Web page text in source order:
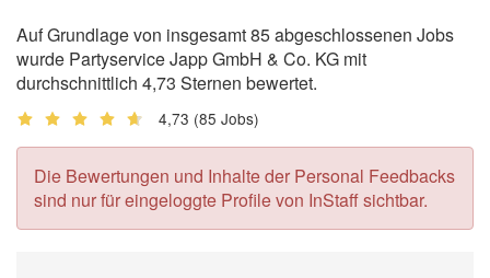
Auf Grundlage von insgesamt 85 abgeschlossenen Jobs
wurde Partyservice Japp GmbH & Co. KG mit
durchschnittlich 4,73 Sternen bewertet.
4,73 (85 Jobs)
Die Bewertungen und Inhalte der Personal Feedbacks
sind nur für eingeloggte Profile von InStaff sichtbar.